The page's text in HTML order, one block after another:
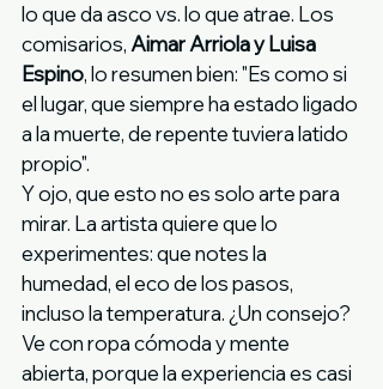
lo que da asco vs. lo que atrae. Los
comisarios, Aimar Arriola y Luisa
Espino, lo resumen bien: "Es como si
el lugar, que siempre ha estado ligado
a la muerte, de repente tuviera latido
propio".
Y ojo, que esto no es solo arte para
mirar. La artista quiere que lo
experimentes: que notes la
humedad, el eco de los pasos,
incluso la temperatura. ¿Un consejo?
Ve con ropa cómoda y mente
abierta, porque la experiencia es casi